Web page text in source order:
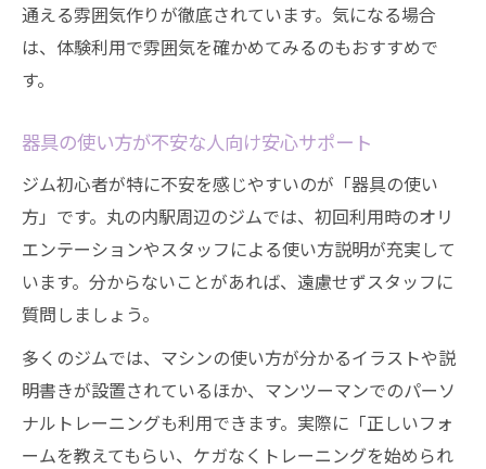
通える雰囲気作りが徹底されています。気になる場合
は、体験利用で雰囲気を確かめてみるのもおすすめで
す。
器具の使い方が不安な人向け安心サポート
ジム初心者が特に不安を感じやすいのが「器具の使い
方」です。丸の内駅周辺のジムでは、初回利用時のオリ
エンテーションやスタッフによる使い方説明が充実して
います。分からないことがあれば、遠慮せずスタッフに
質問しましょう。
多くのジムでは、マシンの使い方が分かるイラストや説
明書きが設置されているほか、マンツーマンでのパーソ
ナルトレーニングも利用できます。実際に「正しいフォ
ームを教えてもらい、ケガなくトレーニングを始められ